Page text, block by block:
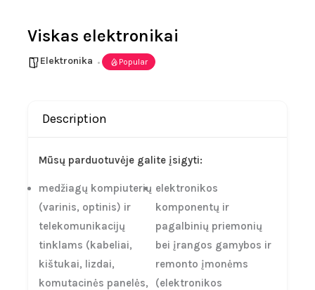
Viskas elektronikai
Elektronika Popular
Description
Mūsų parduotuvėje galite įsigyti:
medžiagų kompiuterių
(varinis, optinis) ir
telekomunikacijų
tinklams (kabeliai,
kištukai, lizdai,
komutacinės panelės,
elektronikos
komponentų ir
pagalbinių priemonių
bei įrangos gamybos ir
remonto įmonėms
(elektronikos